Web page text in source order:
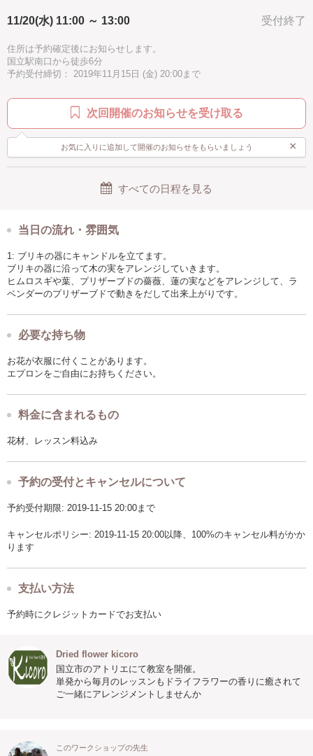
受付終了
11/20(水) 11:00 ～ 13:00
住所は予約確定後にお知らせします。
国立駅南口から徒歩6分
予約受付締切： 2019年11月15日 (金) 20:00まで
次回開催のお知らせを受け取る
お気に入りに追加して開催のお知らせをもらいましょう ×
すべての日程を見る
当日の流れ・雰囲気
1: ブリキの器にキャンドルを立てます。
ブリキの器に沿って木の実をアレンジしていきます。
ヒムロスギや葉、プリザーブドの薔薇、蓮の実などをアレンジして、ラ
ベンダーのプリザーブドで動きをだして出来上がりです。
必要な持ち物
お花が衣服に付くことがあります。
エプロンをご自由にお持ちください。
料金に含まれるもの
花材、レッスン料込み
予約の受付とキャンセルについて
予約受付期限: 2019-11-15 20:00まで
キャンセルポリシー: 2019-11-15 20:00以降、100%のキャンセル料がかか
ります
支払い方法
予約時にクレジットカードでお支払い
Dried flower kicoro
国立市のアトリエにて教室を開催。
単発から毎月のレッスンもドライフラワーの香りに癒されて
ご一緒にアレンジメントしませんか
このワークショップの先生